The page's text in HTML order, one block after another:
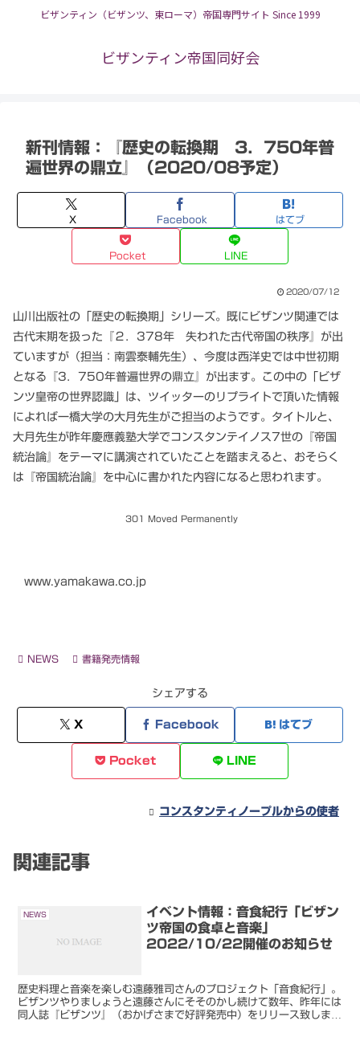
ビザンティン（ビザンツ、東ローマ）帝国専門サイト Since 1999
ビザンティン帝国同好会
新刊情報：『歴史の転換期 3．750年普
遍世界の鼎立』（2020/08予定）
X Facebook はてブ
Pocket LINE
2020/07/12
山川出版社の「歴史の転換期」シリーズ。既にビザンツ関連では
古代末期を扱った『２．378年 失われた古代帝国の秩序』が出
ていますが（担当：南雲泰輔先生）、今度は西洋史では中世初期
となる『3．750年普遍世界の鼎立』が出ます。この中の「ビザ
ンツ皇帝の世界認識」は、ツイッターのリプライトで頂いた情報
によれば一橋大学の大月先生がご担当のようです。タイトルと、
大月先生が昨年慶應義塾大学でコンスタンテイノス7世の『帝国
統治論』をテーマに講演されていたことを踏まえると、おそらく
は『帝国統治論』を中心に書かれた内容になると思われます。
301 Moved Permanently
www.yamakawa.co.jp
NEWS 書籍発売情報
シェアする
X Facebook はてブ
Pocket LINE
コンスタンティノープルからの使者
関連記事
NEWS
イベント情報：音食紀行「ビザン
ツ帝国の食卓と音楽」
2022/10/22開催のお知らせ
歴史料理と音楽を楽しむ遠藤雅司さんのプロジェクト「音食紀行」。
ビザンツやりましょうと遠藤さんにそそのかし続けて数年、昨年には
同人誌『ビザンツ』（おかげさまで好評発売中）をリリース致しまし